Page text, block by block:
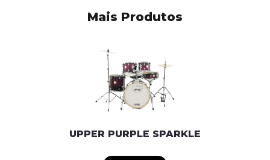
Mais Produtos
UPPER PURPLE SPARKLE